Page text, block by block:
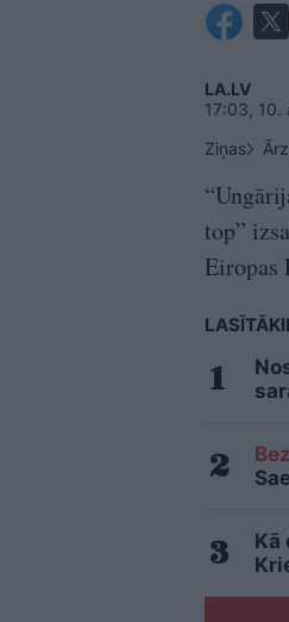
LA.LV
17:03, 10.
Ziņas
top”
Eiropas
Bez
Kā